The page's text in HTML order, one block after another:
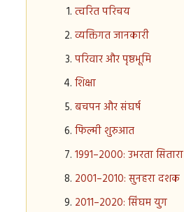
त्वरित परिचय
व्यक्तिगत जानकारी
परिवार और पृष्ठभूमि
शिक्षा
बचपन और संघर्ष
फिल्मी शुरुआत
1991–2000: उभरता सितारा
2001–2010: सुनहरा दशक
2011–2020: सिंघम युग